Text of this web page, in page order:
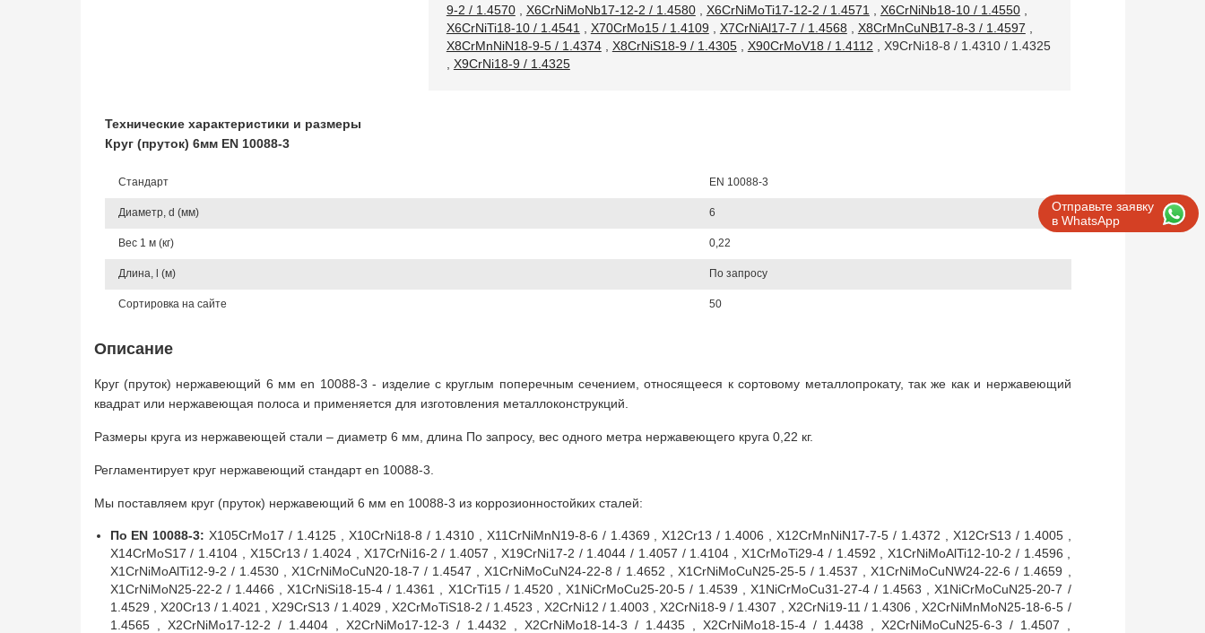
Отправьте заявку
в WhatsApp
9-2 / 1.4570, X6CrNiMoNb17-12-2 / 1.4580, X6CrNiMoTi17-12-2 / 1.4571 X6CrNiNb18-10 / 1.4550,
X6CrNiTi18-10 / 1.4541
X70CrMo15 / 1.4109 X7CrNiAl17-7 / 1.4568 X8CrMnCuNB17-8-3 / 1.4597
X8CrMnNiN18-9-5 / 1.4374, X8CrNiS18-9 / 1.4305, X90CrMoV18 / 1.4112
X9CrNi18-8 / 1.4310 / 1.4325
X9CrNi18-9 / 1.4325
Технические характеристики и размеры
Круг (пруток) 6мм EN 10088-3
Стандарт EN 10088-3
Диаметр, d (мм) 6
Вес 1 м (кг) 0,22
Длина, l (м) По запросу
Сортировка на сайте 50
Описание
Круг (пруток) нержавеющий 6 мм en 10088-3 - изделие с круглым поперечным сечением, относящееся к сортовому металлопрокату, так же как и нержавеющий
квадрат или нержавеющая полоса и применяется для изготовления металлоконструкций.
Размеры круга из нержавеющей стали – диаметр 6 мм, длина По запросу, вес одного метра нержавеющего круга 0,22 кг.
Регламентирует круг нержавеющий стандарт en 10088-3.
Мы поставляем круг (пруток) нержавеющий 6 мм en 10088-3 из коррозионностойких сталей:
По EN 10088-3:X105CrMo17 / 1.4125 , X10CrNi18-8 / 1.4310 , X11CrNiMnN19-8-6 / 1.4369 , X12Cr13 / 1.4006 , X12CrMnNiN17-7-5 / 1.4372 , X12CrS13 / 1.4005 ,
X14CrMoS17 / 1.4104 , X15Cr13 / 1.4024 , X17CrNi16-2 / 1.4057 , X19CrNi17-2 / 1.4044 / 1.4057 / 1.4104 , X1CrMoTi29-4 / 1.4592 , X1CrNiMoAlTi12-10-2 / 1.4596 ,
X1CrNiMoAlTi12-9-2 / 1.4530 , X1CrNiMoCuN20-18-7 / 1.4547 , X1CrNiMoCuN24-22-8 / 1.4652 , X1CrNiMoCuN25-25-5 / 1.4537 , X1CrNiMoCuNW24-22-6 / 1.4659 ,
X1CrNiMoN25-22-2 / 1.4466 , X1CrNiSi18-15-4 / 1.4361 , X1CrTi15 / 1.4520 , X1NiCrMoCu25-20-5 / 1.4539 , X1NiCrMoCu31-27-4 / 1.4563 , X1NiCrMoCuN25-20-7 /
1.4529 , X20Cr13 / 1.4021 , X29CrS13 / 1.4029 , X2CrMoTiS18-2 / 1.4523 , X2CrNi12 / 1.4003 , X2CrNi18-9 / 1.4307 , X2CrNi19-11 / 1.4306 , X2CrNiMnMoN25-18-6-5 /
1.4565 , X2CrNiMo17-12-2 / 1.4404 , X2CrNiMo17-12-3 / 1.4432 , X2CrNiMo18-14-3 / 1.4435 , X2CrNiMo18-15-4 / 1.4438 , X2CrNiMoCuN25-6-3 / 1.4507 ,